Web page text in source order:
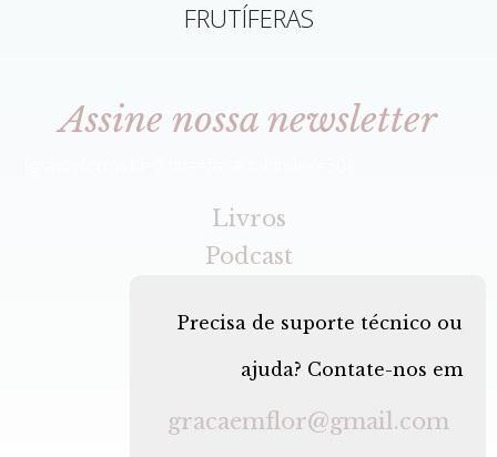
FRUTÍFERAS
Assine nossa newsletter
Livros
Podcast
Precisa de suporte técnico ou
ajuda? Contate-nos em
gracaemflor@gmail.com